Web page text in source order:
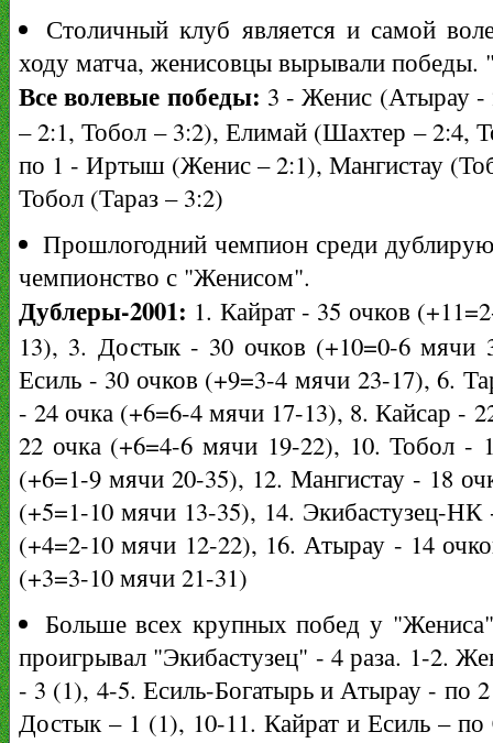
Столичный клуб является и самой
ходу матча, женисовцы вырывали победы.
Все волевые победы: 3 - Женис (Атырау -
– 2:1, Тобол – 3:2), Елимай (Шахтер – 2:4,
по 1 - Иртыш (Женис – 2:1), Мангистау
Тобол (Тараз – 3:2)
Прошлогодний чемпион среди
чемпионство с "Женисом".
Дублеры-2001: 1. Кайрат - 35 очков
13), 3. Достык - 30 очков (+10=0-6
Есиль - 30 очков (+9=3-4 мячи 23-17), 6.
- 24 очка (+6=6-4 мячи 17-13), 8. Кайсар -
22 очка (+6=4-6 мячи 19-22), 10. Тобол -
(+6=1-9 мячи 20-35), 12. Мангистау - 18
(+5=1-10 мячи 13-35), 14. Экибастузец-
(+4=2-10 мячи 12-22), 16. Атырау - 14
(+3=3-10 мячи 21-31)
Больше всех крупных побед у
проигрывал "Экибастузец" - 4 раза. 1-2.
- 3 (1), 4-5. Есиль-Богатырь и Атырау - по
Достык – 1 (1), 10-11. Кайрат и Есиль –